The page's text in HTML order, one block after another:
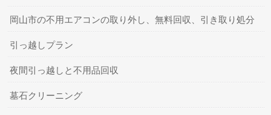
岡山市の不用エアコンの取り外し、無料回収、引き取り処分
引っ越しプラン
夜間引っ越しと不用品回収
墓石クリーニング